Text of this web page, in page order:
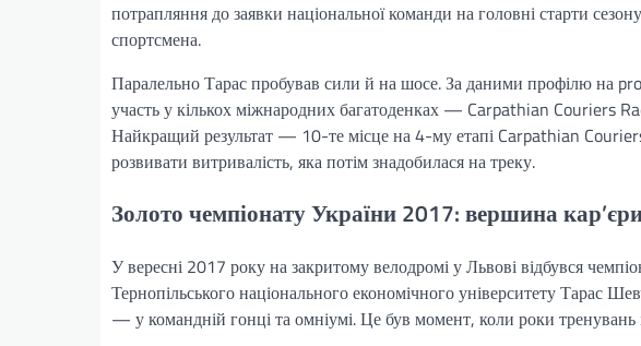
потрапляння до заявки національної команди на головні старти
спортсмена.
Паралельно Тарас пробував сили й на шосе. За даними профілю на
участь у кількох міжнародних багатоденках — Carpathian Couriers
Найкращий результат — 10-те місце на 4-му етапі Carpathian
розвивати витривалість, яка потім знадобилася на треку.
Золото чемпіонату України 2017: вершина
У вересні 2017 року на закритому велодромі у Львові відбувся
Тернопільського національного економічного університету Тарас
— у командній гонці та омніумі. Це був момент, коли роки тренувань